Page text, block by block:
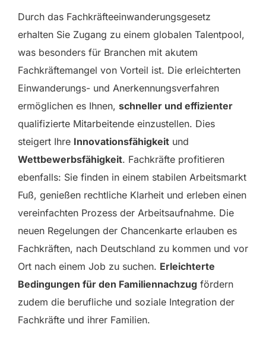
Durch das Fachkräfteeinwanderungsgesetz
erhalten Sie Zugang zu einem globalen Talentpool,
was besonders für Branchen mit akutem
Fachkräftemangel von Vorteil ist. Die erleichterten
Einwanderungs- und Anerkennungsverfahren
ermöglichen es Ihnen, schneller und effizienter
qualifizierte Mitarbeitende einzustellen. Dies
steigert Ihre Innovationsfähigkeit und
Wettbewerbsfähigkeit. Fachkräfte profitieren
ebenfalls: Sie finden in einem stabilen Arbeitsmarkt
Fuß, genießen rechtliche Klarheit und erleben einen
vereinfachten Prozess der Arbeitsaufnahme. Die
neuen Regelungen der Chancenkarte erlauben es
Fachkräften, nach Deutschland zu kommen und vor
Ort nach einem Job zu suchen. Erleichterte
Bedingungen für den Familiennachzug fördern
zudem die berufliche und soziale Integration der
Fachkräfte und ihrer Familien.